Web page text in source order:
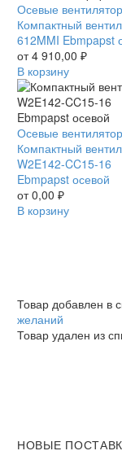
Компактный
вентилятор
612MMI
Ebmpapst
осевой
Осевые
Компактный
612MMI Ebmpapst
от4 910,00 ₽
В корзину
Компактный
вентилятор
W2E142-
CC15-
16
Ebmpapst
Осевые
Компактный
W2E142-CC15-16
Ebmpapst осевой
от0,00 ₽
В корзину
Товар добавлен в
желаний
Товар удален из
НОВЫЕ